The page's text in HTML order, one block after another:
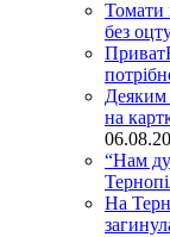
Томати
без
Деяким
на
“Нам
На